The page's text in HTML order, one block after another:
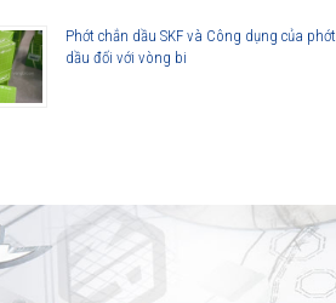
Phớt chắn dầu SKF và Công dụng của phớt
dầu đối với vòng bi